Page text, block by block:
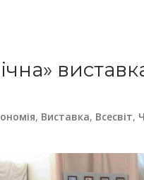
, Виставка, Всесвіт,